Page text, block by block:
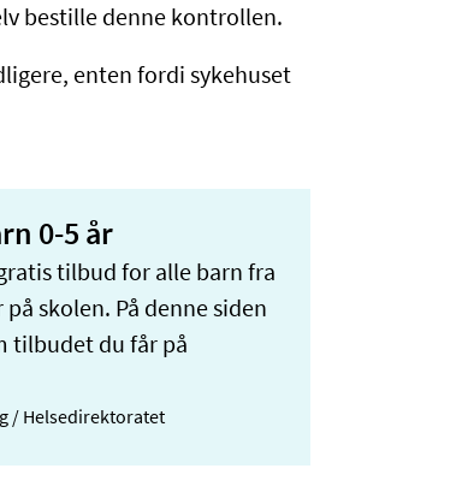
bestille denne kontrollen.
enten fordi sykehuset
0-5 år
tilbud for alle barn fra
skolen. På denne siden
tilbudet du får på
/ Helsedirektoratet